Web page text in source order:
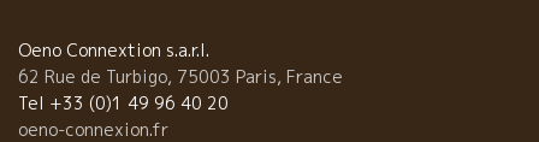
らおうとの努力には、頭が下がる思いです。感謝！感謝！
Oeno Connextion s.a.r.l.
62 Rue de Turbigo, 75003 Paris, France
Tel +33 (0)1 49 96 40 20
oeno-connexion.fr